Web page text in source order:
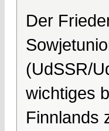
Der
(UdSSR/
wichtiges
Finnlands